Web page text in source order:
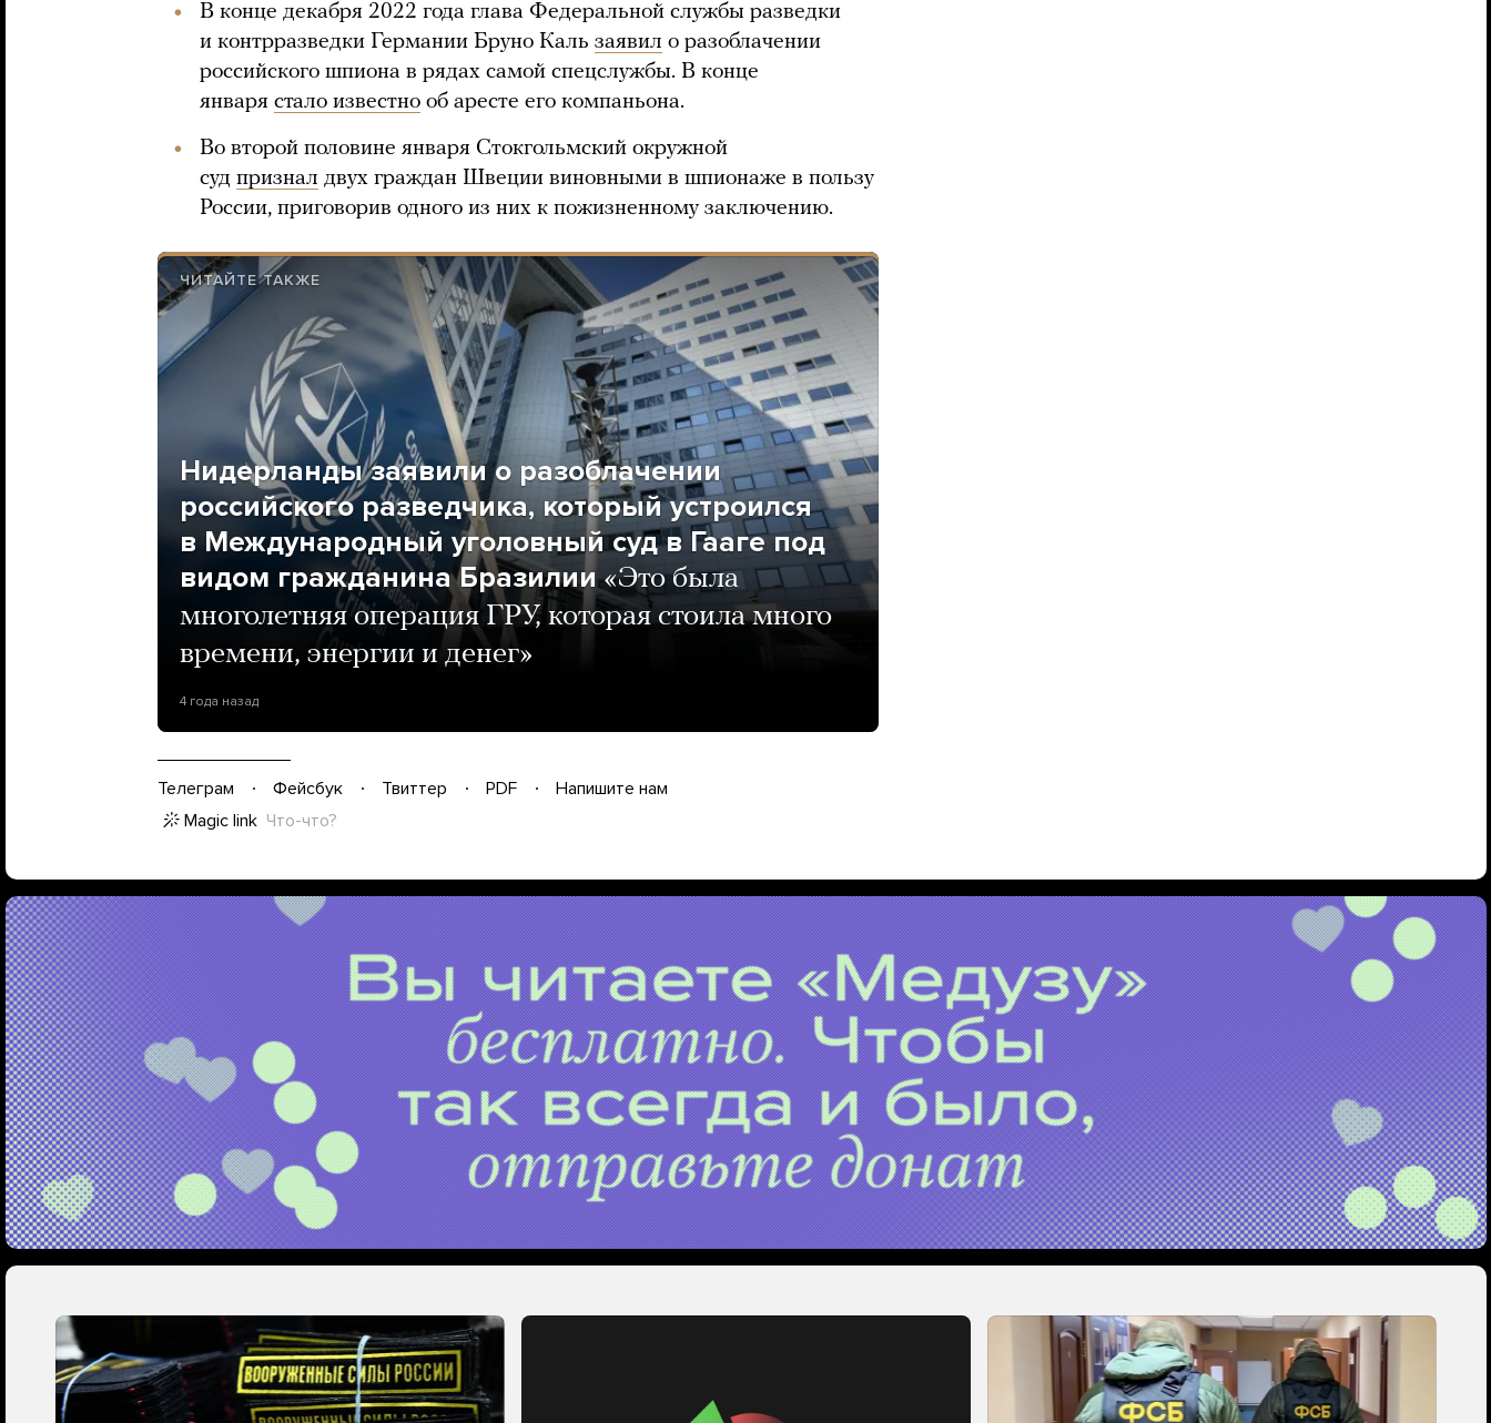
В конце декабря 2022 года глава Федеральной службы разведки
и контрразведки Германии Бруно Каль заявил о разоблачении
российского шпиона в рядах самой спецслужбы. В конце
января стало известно об аресте его компаньона.
Во второй половине января Стокгольмский окружной
суд признал двух граждан Швеции виновными в шпионаже в пользу
России, приговорив одного из них к пожизненному заключению.
ЧИТАЙТЕ ТАКЖЕ
Нидерланды заявили о разоблачении
российского разведчика, который устроился
в Международный уголовный суд в Гааге под
видом гражданина Бразилии «Это была
многолетняя операция ГРУ, которая стоила много
времени, энергии и денег»
4 года назад
Телеграм Фейсбук Твиттер PDF
Напишите нам
Magic link Что-что?